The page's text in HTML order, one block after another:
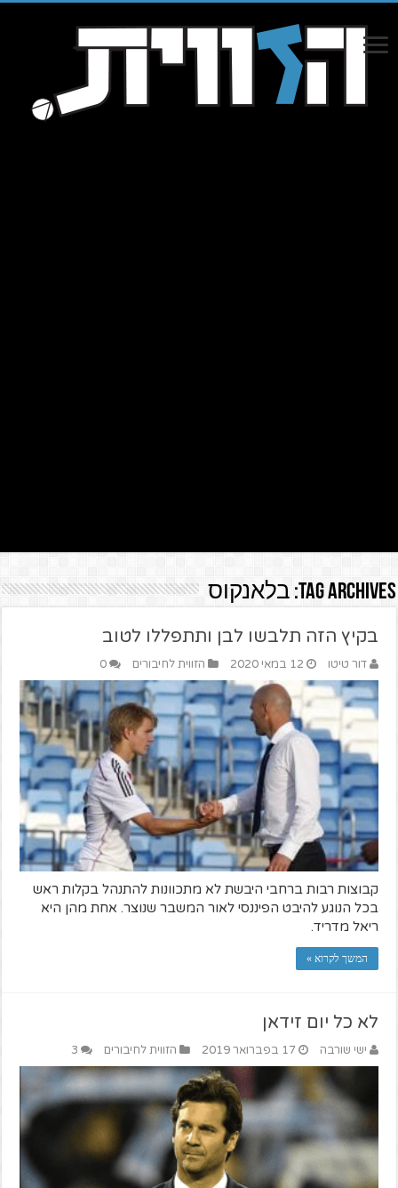
Tag Archives: בלאנקוס
בקיץ הזה תלבשו לבן ותתפללו לטוב
דור טיטו 12 במאי 2020 הזווית לחיבורים 0
קבוצות רבות ברחבי היבשת לא מתכוונות להתנהל בקלות ראש
בכל הנוגע להיבט הפיננסי לאור המשבר שנוצר. אחת מהן היא
ריאל מדריד.
המשך לקרוא »
לא כל יום זידאן
ישי שורבה 17 בפברואר 2019 הזווית לחיבורים 3